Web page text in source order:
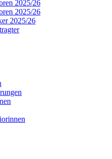
2025/26
2025/26
2025/26